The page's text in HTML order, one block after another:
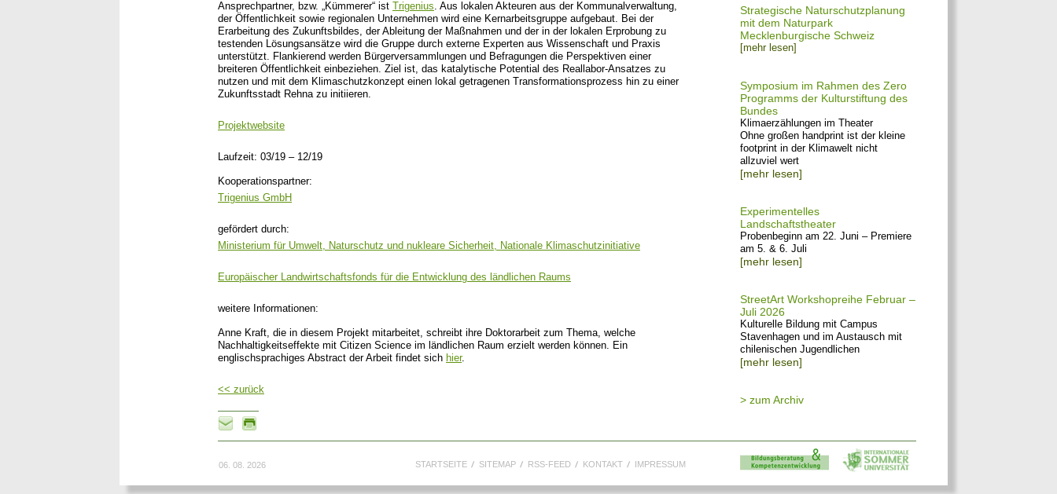
Ansprechpartner, bzw. „Kümmerer“ ist
Trigenius. Aus lokalen Akteuren aus der Kommunalverwaltung,
der Öffentlichkeit sowie regionalen Unternehmen wird eine Kernarbeitsgruppe aufgebaut. Bei der
Erarbeitung des Zukunftsbildes, der Ableitung der Maßnahmen und der in der lokalen Erprobung zu
testenden Lösungsansätze wird die Gruppe durch externe Experten aus Wissenschaft und Praxis
unterstützt. Flankierend werden Bürgerversammlungen und Befragungen die Perspektiven einer
breiteren Öffentlichkeit einbeziehen. Ziel ist, das katalytische Potential des Reallabor-Ansatzes zu
nutzen und mit dem Klimaschutzkonzept einen lokal getragenen Transformationsprozess hin zu einer
Zukunftsstadt Rehna zu initiieren.
Projektwebsite
Laufzeit: 03/19 – 12/19
Kooperationspartner:
Trigenius GmbH
gefördert durch:
Ministerium für Umwelt, Naturschutz und nukleare Sicherheit, Nationale Klimaschutzinitiative
Europäischer Landwirtschaftsfonds für die Entwicklung des ländlichen Raums
weitere Informationen:
Anne Kraft, die in diesem Projekt mitarbeitet, schreibt ihre Doktorarbeit zum Thema, welche
Nachhaltigkeitseffekte mit Citizen Science im ländlichen Raum erzielt werden können. Ein
englischsprachiges Abstract der Arbeit findet sich hier.
<< zurück
Strategische Naturschutzplanung
mit dem Naturpark
Mecklenburgische Schweiz
[mehr lesen]
Symposium im Rahmen des Zero
Programms der Kulturstiftung des
Bundes
Klimaerzählungen im Theater
Ohne großen handprint ist der kleine
footprint in der Klimawelt nicht
allzuviel wert
[mehr lesen]
Experimentelles
Landschaftstheater
Probenbeginn am 22. Juni – Premiere
am 5. & 6. Juli
[mehr lesen]
StreetArt Workshopreihe Februar –
Juli 2026
Kulturelle Bildung mit Campus
Stavenhagen und im Austausch mit
chilenischen Jugendlichen
[mehr lesen]
> zum Archiv
06. 08. 2026 STARTSEITE SITEMAP RSS-FEED KONTAKT IMPRESSUM